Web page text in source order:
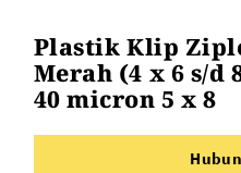
Plastik Klip
Merah (4 x 6 s/d
40 micron 5 x 8